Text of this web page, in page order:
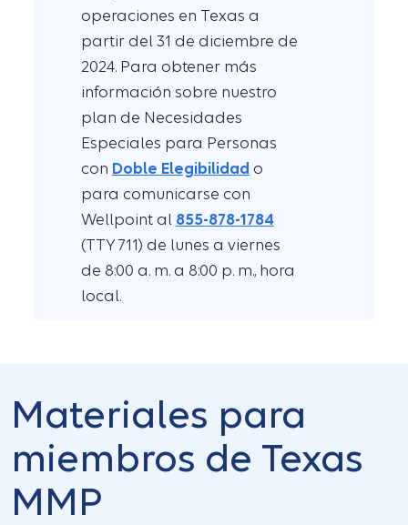
operaciones en Texas a
partir del 31 de diciembre de
2024. Para obtener más
información sobre nuestro
plan de Necesidades
Especiales para Personas
con Doble Elegibilidad o
para comunicarse con
Wellpoint al 855-878-1784
(TTY 711) de lunes a viernes
de 8:00 a. m. a 8:00 p. m., hora
local.
Materiales para
miembros de Texas
MMP